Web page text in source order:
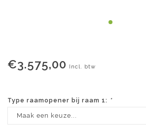
€3.575,00 Incl. btw
Type raamopener bij raam 1: *
Maak een keuze...